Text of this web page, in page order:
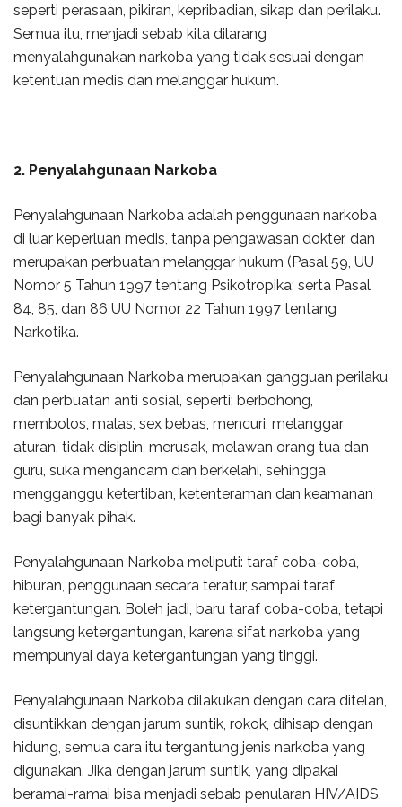
seperti perasaan, pikiran, kepribadian, sikap dan perilaku.
Semua itu, menjadi sebab kita dilarang
menyalahgunakan narkoba yang tidak sesuai dengan
ketentuan medis dan melanggar hukum.
2. Penyalahgunaan Narkoba
Penyalahgunaan Narkoba adalah penggunaan narkoba
di luar keperluan medis, tanpa pengawasan dokter, dan
merupakan perbuatan melanggar hukum (Pasal 59, UU
Nomor 5 Tahun 1997 tentang Psikotropika; serta Pasal
84, 85, dan 86 UU Nomor 22 Tahun 1997 tentang
Narkotika.
Penyalahgunaan Narkoba merupakan gangguan perilaku
dan perbuatan anti sosial, seperti: berbohong,
membolos, malas, sex bebas, mencuri, melanggar
aturan, tidak disiplin, merusak, melawan orang tua dan
guru, suka mengancam dan berkelahi, sehingga
mengganggu ketertiban, ketenteraman dan keamanan
bagi banyak pihak.
Penyalahgunaan Narkoba meliputi: taraf coba-coba,
hiburan, penggunaan secara teratur, sampai taraf
ketergantungan. Boleh jadi, baru taraf coba-coba, tetapi
langsung ketergantungan, karena sifat narkoba yang
mempunyai daya ketergantungan yang tinggi.
Penyalahgunaan Narkoba dilakukan dengan cara ditelan,
disuntikkan dengan jarum suntik, rokok, dihisap dengan
hidung, semua cara itu tergantung jenis narkoba yang
digunakan. Jika dengan jarum suntik, yang dipakai
beramai-ramai bisa menjadi sebab penularan HIV/AIDS,